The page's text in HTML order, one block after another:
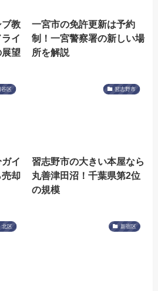
教
イ
望
一宮市の免許更新は予約
制！一宮警察署の新しい場
所を解説
谷区
イ
売却
習志野市
習志野市の大きい本屋なら
丸善津田沼！千葉県第2位
の規模
北区 新宿区